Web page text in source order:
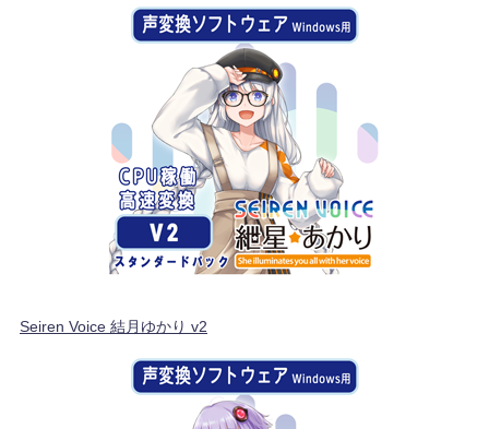
Seiren Voice 結月ゆかり v2